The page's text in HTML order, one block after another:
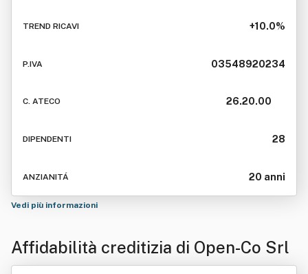
TREND RICAVI +10.0%
P.IVA 03548920234
C. ATECO 26.20.00
DIPENDENTI 28
ANZIANITÁ 20 anni
Vedi più informazioni
Affidabilità creditizia di Open-Co Srl